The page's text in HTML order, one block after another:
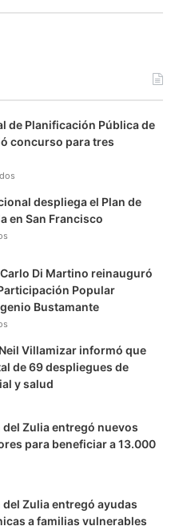
de Planificación Pública de
concurso para tres
despliega el Plan de
en San Francisco
Di Martino reinauguró
Popular
Bustamante
Villamizar informó que
de 69 despliegues de
y salud
Zulia entregó nuevos
para beneficiar a 13.000
Zulia entregó ayudas
a familias vulnerables